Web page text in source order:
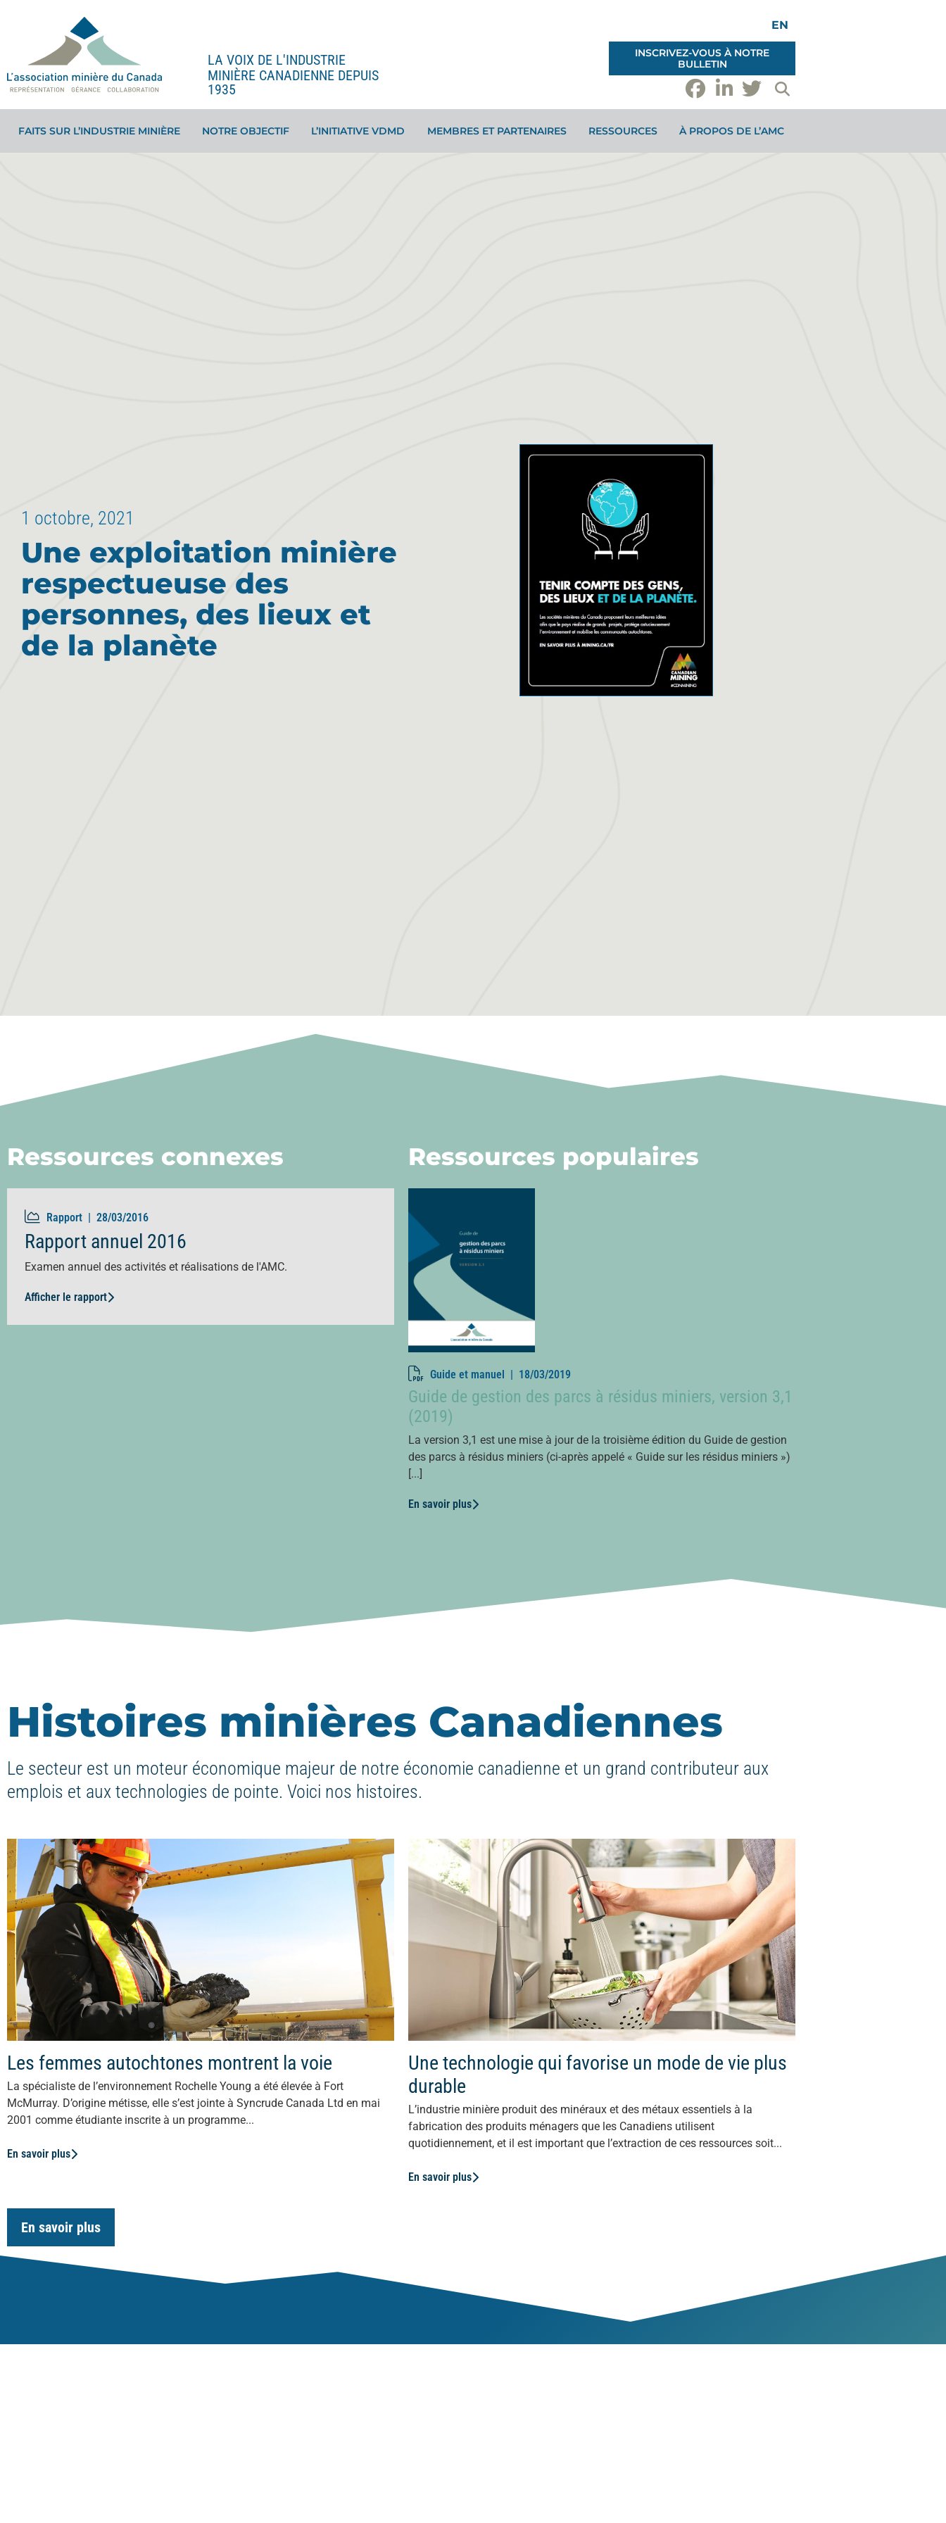
LA VOIX DE L'INDUSTRIE
MINIÈRE CANADIENNE DEPUIS
1935
EN
INSCRIVEZ-VOUS À NOTRE
BULLETIN
FAITS SUR L’INDUSTRIE MINIÈRE NOTRE OBJECTIF L’INITIATIVE VDMD MEMBRES ET PARTENAIRES RESSOURCES À PROPOS DE L’AMC
1 octobre, 2021
Une exploitation minière
respectueuse des
personnes, des lieux et
de la planète
Ressources connexes
Rapport | 28/03/2016
Rapport annuel 2016
Examen annuel des activités et réalisations de l'AMC.
Afficher le rapport
Ressources populaires
Guide et manuel | 18/03/2019
Guide de gestion des parcs à résidus miniers, version 3,1
(2019)
La version 3,1 est une mise à jour de la troisième édition du Guide de gestion
des parcs à résidus miniers (ci-après appelé « Guide sur les résidus miniers »)
[...]
En savoir plus
Histoires minières Canadiennes
Le secteur est un moteur économique majeur de notre économie canadienne et un grand contributeur aux
emplois et aux technologies de pointe. Voici nos histoires.
Les femmes autochtones montrent la voie
La spécialiste de l’environnement Rochelle Young a été élevée à Fort
McMurray. D’origine métisse, elle s’est jointe à Syncrude Canada Ltd en mai
2001 comme étudiante inscrite à un programme...
En savoir plus
Une technologie qui favorise un mode de vie plus
durable
L’industrie minière produit des minéraux et des métaux essentiels à la
fabrication des produits ménagers que les Canadiens utilisent
quotidiennement, et il est important que l’extraction de ces ressources soit...
En savoir plus
En savoir plus